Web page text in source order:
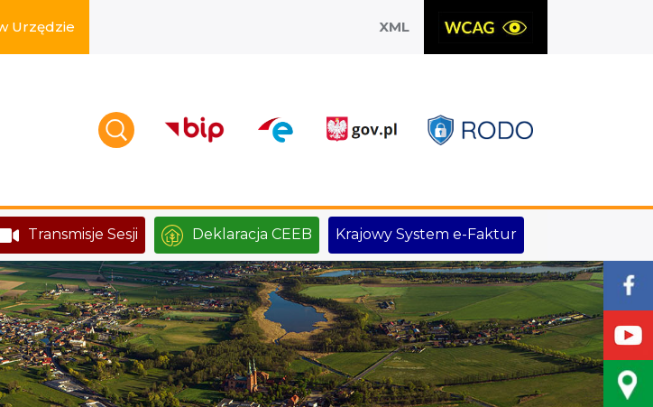
Urzędzie XML
Transmisje Sesji Deklaracja CEEB Krajowy System e-Faktur